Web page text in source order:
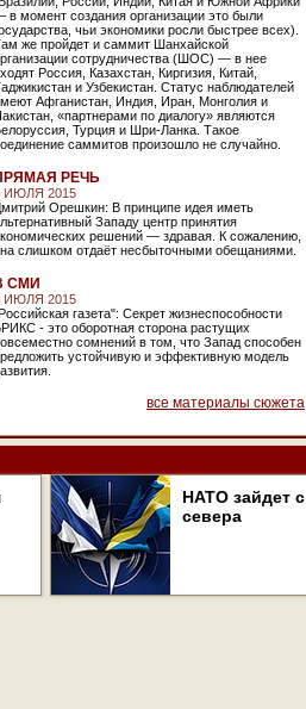
в момент создания организации это были
чьи экономики росли быстрее всех).
же пройдет и саммит Шанхайской
сотрудничества (ШОС) — в нее
Россия, Казахстан, Киргизия, Китай,
и Узбекистан. Статус наблюдателей
Афганистан, Индия, Иран, Монголия и
«партнерами по диалогу» являются
Турция и Шри-Ланка. Такое
саммитов произошло не случайно.
РЕЧЬ
ИЮЛЯ 2015
Орешкин: В принципе идея иметь
Западу центр принятия
решений — здравая. К сожалению,
слишком отдаёт несбыточными обещаниями.
СМИ
ИЮЛЯ 2015
газета": Секрет жизнеспособности
- это оборотная сторона растущих
сомнений в том, что Запад способен
устойчивую и эффективную модель
все материалы сюжета
НАТО зайдет с
севера